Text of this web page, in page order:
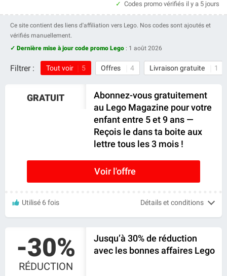
Codes promo vérifiés il y a 5 jours
Ce site contient des liens d'affiliation vers Lego. Nos codes sont ajoutés et
vérifiés manuellement.
✓ Dernière mise à jour code promo Lego : 1 août 2026
Filtrer : Tout voir 5 Offres 4 Livraison gratuite 1
GRATUIT
Abonnez-vous gratuitement
au Lego Magazine pour votre
enfant entre 5 et 9 ans —
Reçois le dans ta boite aux
lettre tous les 3 mois !
Voir l'offre
Utilisé 6 fois Détails et conditions
-30%
RÉDUCTION
Jusqu’à 30% de réduction
avec les bonnes affaires Lego